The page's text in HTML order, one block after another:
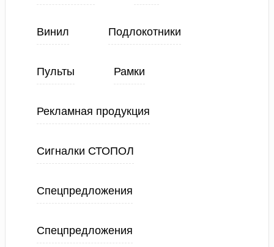
Винил Подлокотники
Пульты Рамки
Рекламная продукция
Сигналки СТОПОЛ
Спецпредложения
Спецпредложения